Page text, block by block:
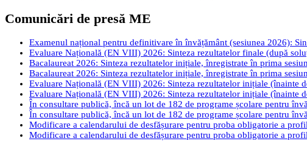
Comunicări de presă ME
Examenul național pentru definitivare în învățământ (sesiunea 2026):
Evaluare Națională (EN VIII) 2026: Sinteza rezultatelor finale (după
Bacalaureat 2026: Sinteza rezultatelor inițiale, înregistrate în prima
Bacalaureat 2026: Sinteza rezultatelor inițiale, înregistrate în prima
Evaluare Națională (EN VIII) 2026: Sinteza rezultatelor inițiale (înainte
Evaluare Națională (EN VIII) 2026: Sinteza rezultatelor inițiale (înainte
În consultare publică, încă un lot de 182 de programe școlare pentru
În consultare publică, încă un lot de 182 de programe școlare pentru
Modificare a calendarului de desfășurare pentru proba obligatorie a
Modificare a calendarului de desfășurare pentru proba obligatorie a